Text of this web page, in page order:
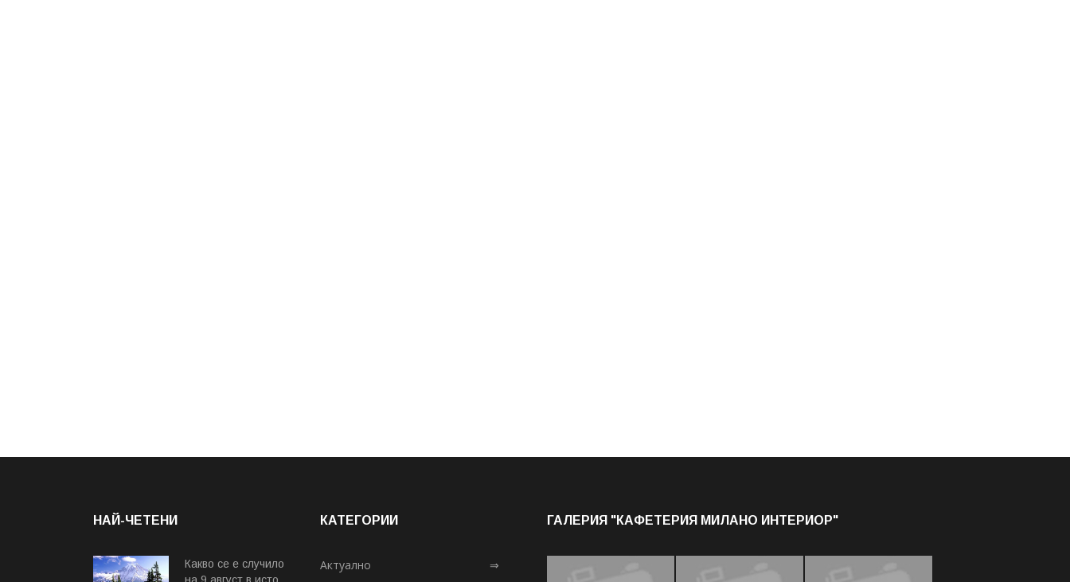
НАЙ-ЧЕТЕНИ
Какво се е случило
на 9 август в исто...
КАТЕГОРИИ
Актуално ⇒
ГАЛЕРИЯ "КАФЕТЕРИЯ МИЛАНО ИНТЕРИОР"